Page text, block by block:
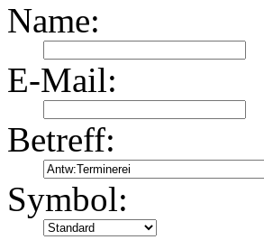
Name:
E-Mail:
Betreff:
Symbol: